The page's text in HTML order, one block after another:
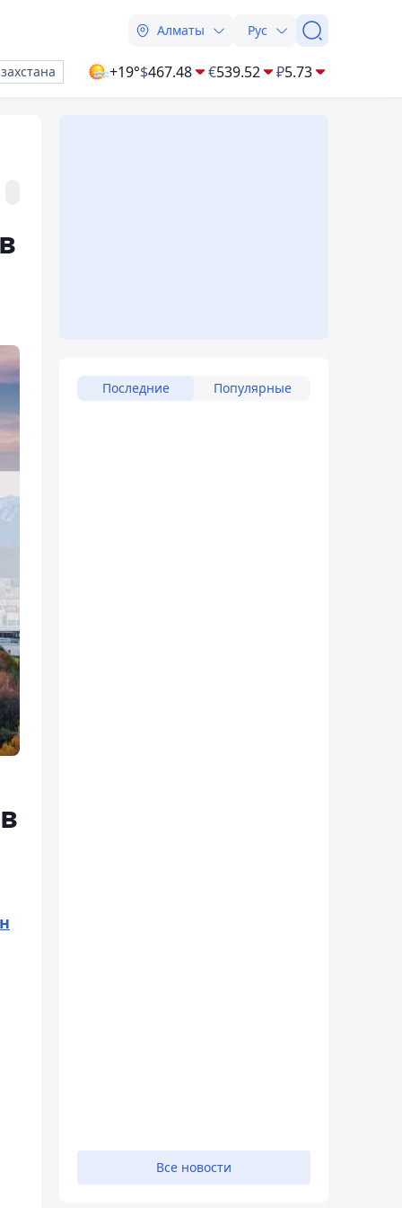
Алматы Рус
+19°$467.48 €539.52 ₽5.73
Последние Популярные
Все новости